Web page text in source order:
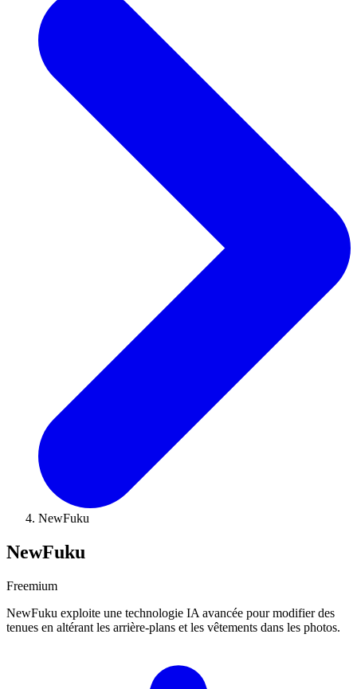
NewFuku
NewFuku
Freemium
NewFuku exploite une technologie IA avancée pour modifier des
tenues en altérant les arrière-plans et les vêtements dans les photos.